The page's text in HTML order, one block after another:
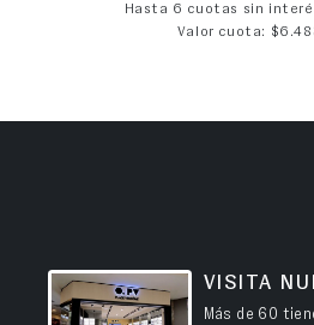
Hasta 6 cuotas sin
Valor cuota:
VISITA
Más de 60